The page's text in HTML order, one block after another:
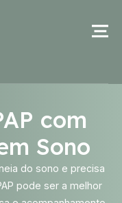
com
Sono
do sono e precisa
pode ser a melhor